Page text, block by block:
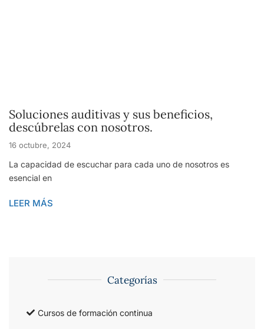
Soluciones auditivas y sus beneficios,
descúbrelas con nosotros.
16 octubre, 2024
La capacidad de escuchar para cada uno de nosotros es
esencial en
LEER MÁS
Categorías
Cursos de formación continua